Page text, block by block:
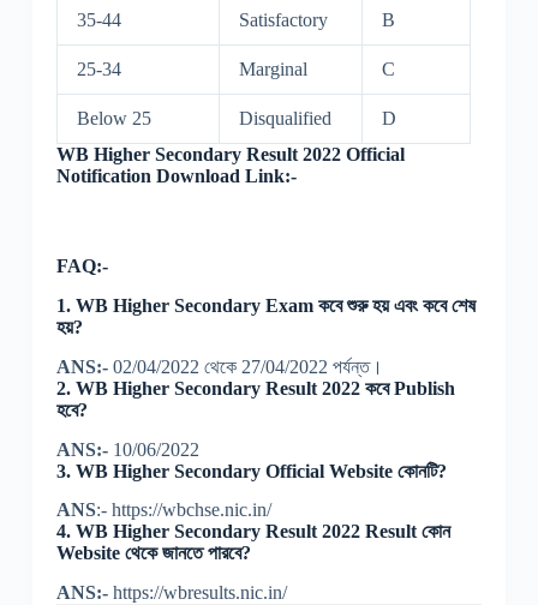
35-44 Satisfactory B
25-34 Marginal C
Below 25 Disqualified
D
WB Higher Secondary Result 2022 Official
Notification Download Link:-
FAQ:-
1. WB Higher Secondary Exam কবে শুরু হয় এবং কবে শেষ
হয়?
ANS:- 02/04/2022 থেকে 27/04/2022 পর্যন্ত।
2. WB Higher Secondary Result 2022 কবে Publish
হবে?
ANS:-10/06/2022
3. WB Higher Secondary Official Website কোনটি?
ANS:- https://wbchse.nic.in/
4. WB Higher Secondary Result 2022 Result কোন
Website থেকে জানতে পারবে?
ANS:-https://wbresults.nic.in/